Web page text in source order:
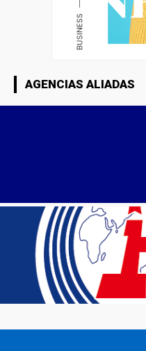
AGENCIAS ALIADAS